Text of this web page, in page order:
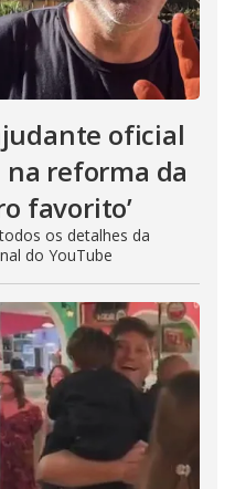
oficial
reforma da
favorito’
os detalhes da
do YouTube